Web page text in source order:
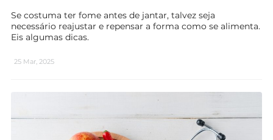
Se costuma ter fome antes de jantar, talvez seja
necessário reajustar e repensar a forma como se alimenta.
Eis algumas dicas.
25 Mar, 2025